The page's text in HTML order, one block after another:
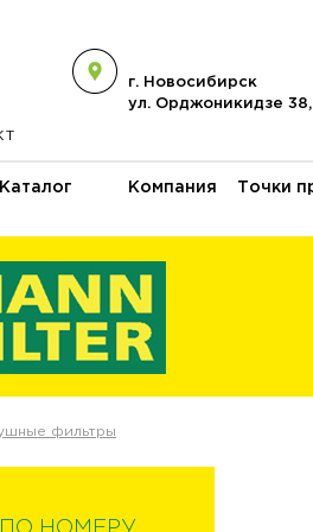
г. Новосибирск
ул. Орджоникидзе
Каталог Компания Точки
фильтры